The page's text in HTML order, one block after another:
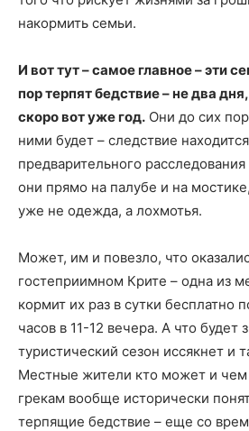
накормить семьи.
И вот тут – самое главное – эти
пор терпят бедствие – не два
скоро вот уже год. Они до сих
ними будет – следствие
предварительного
они прямо на палубе и на
уже не одежда, а лохмотья.
Может, им и повезло, что
гостеприимном Крите – одна из
кормит их раз в сутки бесплатно
часов в 11-12 вечера. А что будет
туристический сезон иссякнет и
Местные жители кто может и
грекам вообще исторически
терпящие бедствие – еще со